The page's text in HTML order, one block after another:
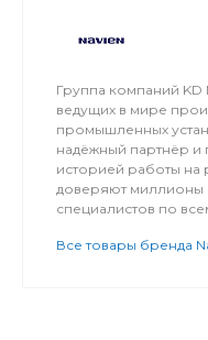
Группа компаний KD
ведущих в мире
промышленных
надёжный партнёр и
историей работы на
доверяют миллионы
специалистов по
Все товары бренда